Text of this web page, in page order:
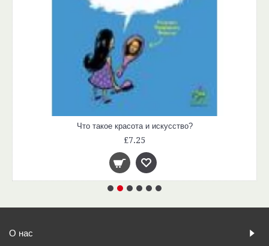
Что такое красота и искусство?
£7.25
О нас